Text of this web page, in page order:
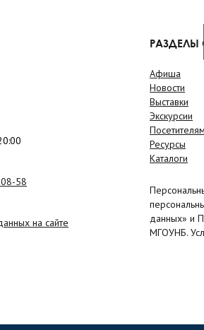
58
на сайте
РАЗДЕЛЫ
Афиша
Новости
Выставки
Экскурсии
Посетителям
Ресурсы
Каталоги
данных» и
МГОУНБ.